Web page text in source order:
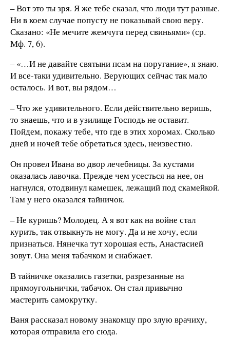
– Вот это ты зря. Я же тебе сказал, что люди тут разные.
Ни в коем случае попусту не показывай свою веру.
Сказано: «Не мечите жемчуга перед свиньями» (ср.
Мф. 7, 6).
– «…И не давайте святыни псам на поругание», я знаю.
И все-таки удивительно. Верующих сейчас так мало
осталось. И вот, вы рядом…
– Что же удивительного. Если действительно веришь,
то знаешь, что и в узилище Господь не оставит.
Пойдем, покажу тебе, что где в этих хоромах. Сколько
дней и ночей тебе обретаться здесь, неизвестно.
Он провел Ивана во двор лечебницы. За кустами
оказалась лавочка. Прежде чем усесться на нее, он
нагнулся, отодвинул камешек, лежащий под скамейкой.
Там у него оказался тайничок.
– Не куришь? Молодец. А я вот как на войне стал
курить, так отвыкнуть не могу. Да и не хочу, если
признаться. Нянечка тут хорошая есть, Анастасией
зовут. Она меня табачком и снабжает.
В тайничке оказались газетки, разрезанные на
прямоугольнички, табачок. Он стал привычно
мастерить самокрутку.
Ваня рассказал новому знакомцу про злую врачиху,
которая отправила его сюда.